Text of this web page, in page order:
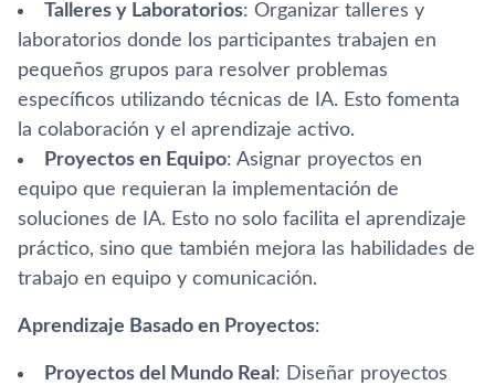
Talleres y Laboratorios: Organizar talleres y
laboratorios donde los participantes trabajen en
pequeños grupos para resolver problemas
específicos utilizando técnicas de IA. Esto fomenta
la colaboración y el aprendizaje activo.
Proyectos en Equipo: Asignar proyectos en
equipo que requieran la implementación de
soluciones de IA. Esto no solo facilita el aprendizaje
práctico, sino que también mejora las habilidades de
trabajo en equipo y comunicación.
Aprendizaje Basado en Proyectos:
Proyectos del Mundo Real : Diseñar proyectos